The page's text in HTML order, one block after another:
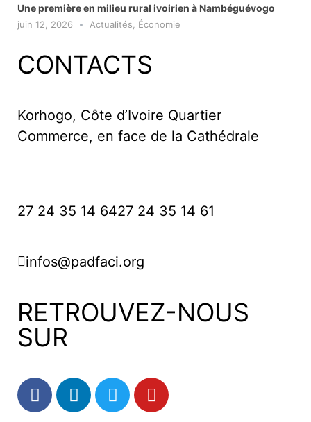
Une première en milieu rural ivoirien à Nambéguévogo
juin 12, 2026 Actualités Économie
CONTACTS
Korhogo, Côte d’Ivoire Quartier
Commerce, en face de la Cathédrale
27 24 35 14 6427 24 35 14 61
infos@padfaci.org
RETROUVEZ-NOUS
SUR